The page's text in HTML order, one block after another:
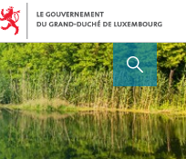
AFFICHER / MASQUER